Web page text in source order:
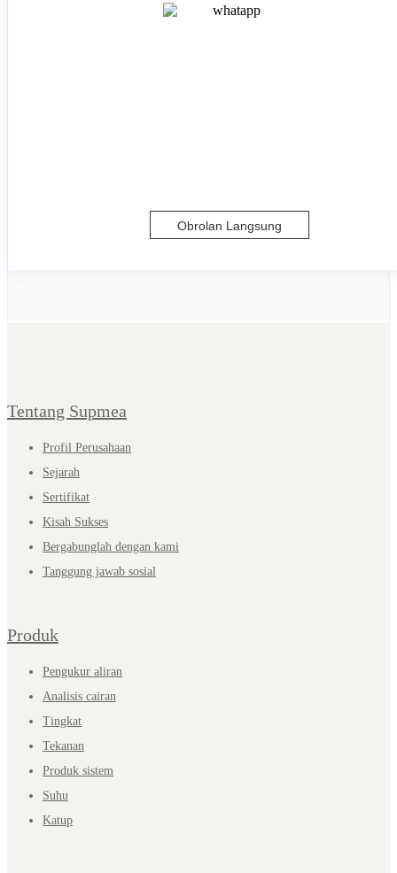
Obrolan Langsung
Tentang Supmea
Profil Perusahaan
Sejarah
Sertifikat
Kisah Sukses
Bergabunglah dengan kami
Tanggung jawab sosial
Produk
Pengukur aliran
Analisis cairan
Tingkat
Tekanan
Produk sistem
Suhu
Katup